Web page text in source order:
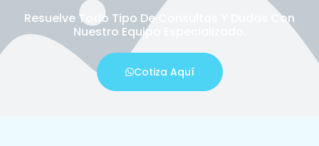
Resuelve Todo Tipo De Consultas Y Dudas Con
Nuestro Equipo Especializado.
Cotiza Aquí